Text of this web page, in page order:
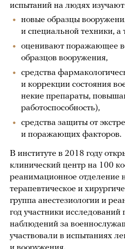
испытаний на людях
новые образцы
и специальной техники, а
оценивают поражающее
образцов вооружения,
средства
и коррекции состояния
некие препараты,
работоспособность),
средства защиты от
и поражающих факторов.
В институте в 2018 году
клинический центр на 100
реанимационное отделение
терапевтическое и
группа анестезиологии и
год участники исследований
наблюдений за
участвовали в испытаниях